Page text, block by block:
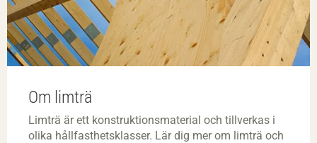
Om limträ
Limträ är ett konstruktionsmaterial och tillverkas i
olika hållfasthetsklasser. Lär dig mer om limträ och